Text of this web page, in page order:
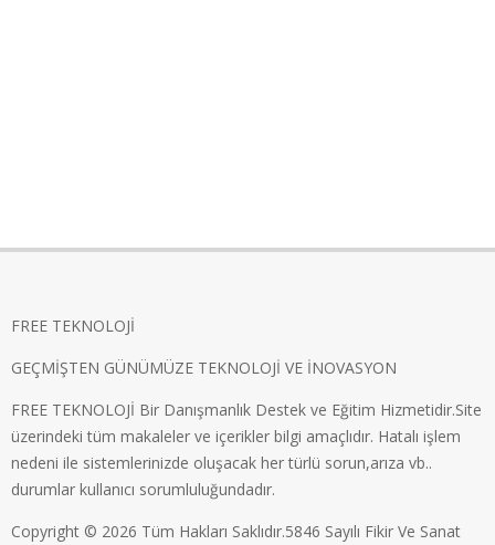
FREE TEKNOLOJİ
GEÇMİŞTEN GÜNÜMÜZE TEKNOLOJİ VE İNOVASYON
FREE TEKNOLOJİ Bir Danışmanlık Destek ve Eğitim Hizmetidir.Site
üzerindeki tüm makaleler ve içerikler bilgi amaçlıdır. Hatalı işlem
nedeni ile sistemlerinizde oluşacak her türlü sorun,arıza vb..
durumlar kullanıcı sorumluluğundadır.
Copyright © 2026 Tüm Hakları Saklıdır.5846 Sayılı Fikir Ve Sanat